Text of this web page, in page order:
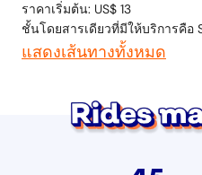
ราคาเริ่มต้น: US$ 13
ชั้นโดยสารเดียวที่มีให้บริการคือ
แสดงเส้นทางทั้งหมด